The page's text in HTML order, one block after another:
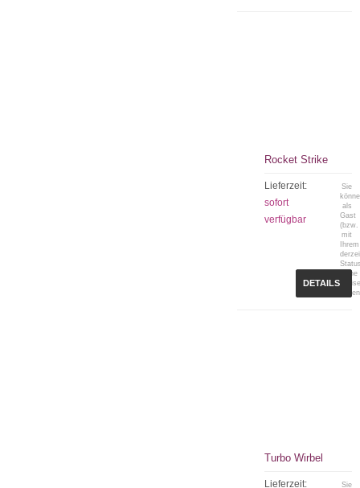
Rocket Strike
Lieferzeit:
sofort
verfügbar
Sie
als
Gast
(bzw.
mit
Ihrem
keine
DETAILS
Turbo Wirbel
Lieferzeit:
Sie